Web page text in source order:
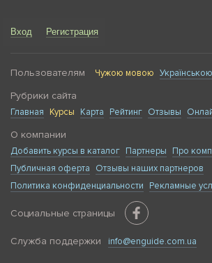
Вход Регистрация
Пользователям Чужою мовою Українською
Рубрики сайта
Главная Курсы Карта Рейтинг Отзывы
О компании
Добавить курсы в каталог Партнеры
Про
Публичная оферта
Отзывы наших партнеров
Политика конфиденциальности
Рекламные
Социальные страницы
Служба поддержки info@enguide.com.ua